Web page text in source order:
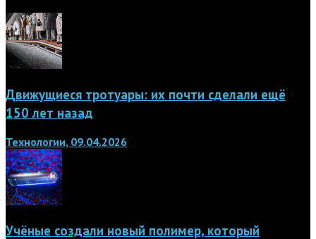
Движущиеся тротуары: их почти сделали ещё
150 лет назад
Технологии, 09.04.2026
Учёные создали новый полимер, который